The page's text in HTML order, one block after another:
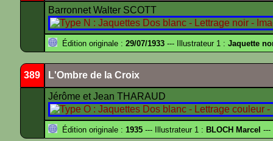
Barronnet Walter SCOTT
Édition originale : 29/07/1933 --- Illustrateur 1 : Jaquette
389 L'Ombre de la Croix
Jérôme et Jean THARAUD
Édition originale : 1935 --- Illustrateur 1 : BLOCH Marcel ---